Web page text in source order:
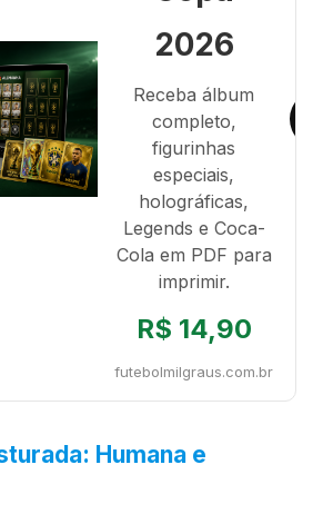
2026
Receba álbum
completo,
figurinhas
especiais,
holográficas,
Legends e Coca-
Cola em PDF para
imprimir.
R$ 14,90
futebolmilgraus.com.br
Humana e